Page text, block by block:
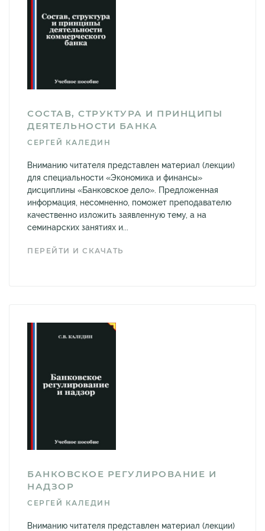
СОСТАВ, СТРУКТУРА И ПРИНЦИПЫ
ДЕЯТЕЛЬНОСТИ БАНКА
СЕРГЕЙ КАЛЕДИН
Вниманию читателя представлен материал (лекции)
для специальности «Экономика и финансы»
дисциплины «Банковское дело». Предложенная
информация, несомненно, поможет преподавателю
качественно изложить заявленную тему, а на
семинарских занятиях и...
ПЕРЕЙТИ И СКАЧАТЬ
БАНКОВСКОЕ РЕГУЛИРОВАНИЕ И
НАДЗОР
СЕРГЕЙ КАЛЕДИН
Вниманию читателя представлен материал (лекции)